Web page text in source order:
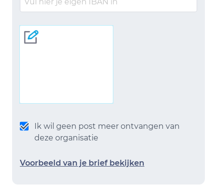
Ik wil geen post meer ontvangen van
deze organisatie
Voorbeeld van je brief bekijken